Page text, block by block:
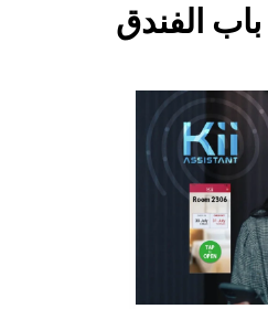
الفندق